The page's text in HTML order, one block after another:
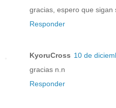
gracias, espero que sigan
Responder
KyoruCross 10 de
gracias n.n
Responder